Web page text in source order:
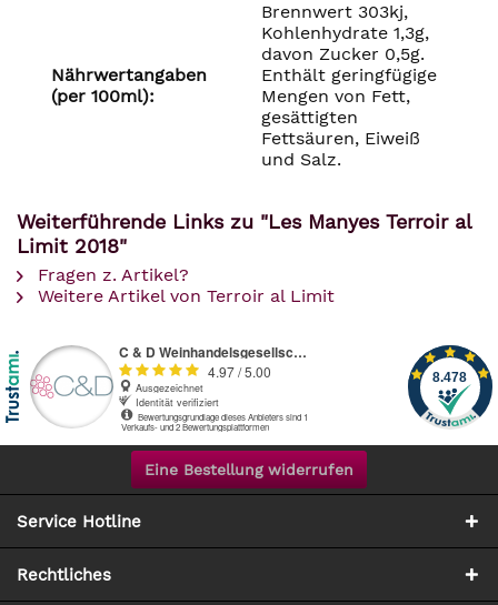
Nährwertangaben
(per 100ml):
Brennwert 303kj,
Kohlenhydrate 1,3g,
davon Zucker 0,5g.
Enthält geringfügige
Mengen von Fett,
gesättigten
Fettsäuren, Eiweiß
und Salz.
Weiterführende Links zu "Les Manyes Terroir al
Limit 2018"
Fragen z. Artikel?
Weitere Artikel von Terroir al Limit
Eine Bestellung widerrufen
Service Hotline
Rechtliches